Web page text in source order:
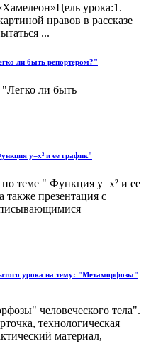
урока:1.
нравов в рассказе
...
ли быть репортером?"
"Легко ли быть
у=х² и ее график"
теме " Функция у=х² и ее
презентация с
урока на тему: "Метаморфозы"
человеческого тела".
технологическая
материал,